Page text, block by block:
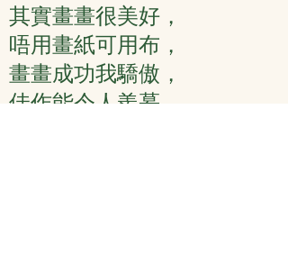
其實畫畫很美好，
唔用畫紙可用布，
畫畫成功我驕傲，
佳作能令人羨慕。